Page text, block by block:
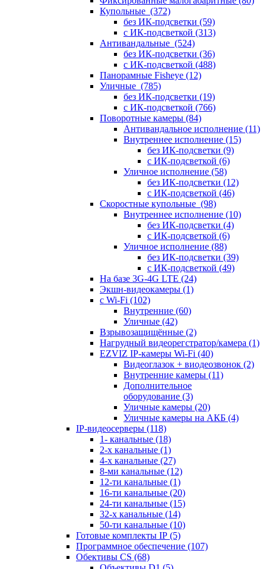
Купольные (372)
без ИК-подсветки (59)
с ИК-подсветкой (313)
Антивандальные (524)
без ИК-подсветки (36)
с ИК-подсветкой (488)
Панорамные Fisheye (12)
Уличные (785)
без ИК-подсветки (19)
с ИК-подсветкой (766)
Поворотные камеры (84)
Антивандальное исполнение (11)
Внутреннее исполнение (15)
без ИК-подсветки (9)
с ИК-подсветкой (6)
Уличное исполнение (58)
без ИК-подсветки (12)
с ИК-подсветкой (46)
Скоростные купольные (98)
Внутреннее исполнение (10)
без ИК-подсветки (4)
с ИК-подсветкой (6)
Уличное исполнение (88)
без ИК-подсветки (39)
с ИК-подсветкой (49)
На базе 3G-4G LTE (24)
Экшн-видеокамеры (1)
с Wi-Fi (102)
Внутренние (60)
Уличные (42)
Взрывозащищённые (2)
Нагрудный видеорегстратор/камера (1)
EZVIZ IP-камеры Wi-Fi (40)
Видеоглазок + виодеозвонок (2)
Внутренние камеры (11)
Дополнительное
оборудование (3)
Уличные камеры (20)
Уличные камеры на АКБ (4)
IP-видеосерверы (118)
1- канальные (18)
2-х канальные (1)
4-х канальные (27)
8-ми канальные (12)
12-ти канальные (1)
16-ти канальные (20)
24-ти канальные (15)
32-х канальные (14)
50-ти канальные (10)
Готовые комплекты IP (5)
Программное обеспечение (107)
Обективы CS (68)